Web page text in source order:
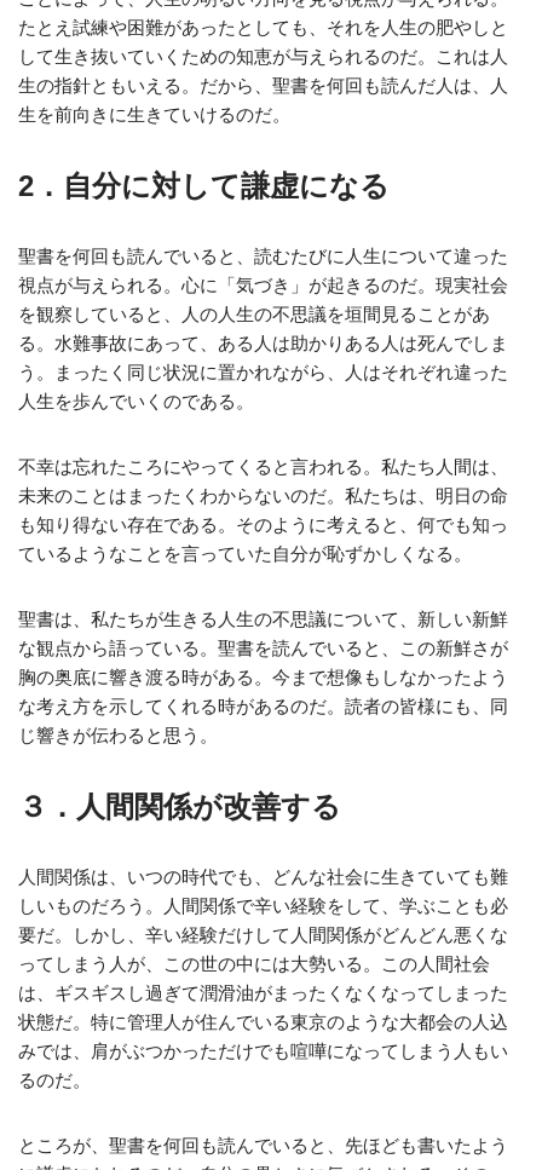
たとえ試練や困難があったとしても、それを人生の肥やしと
して生き抜いていくための知恵が与えられるのだ。これは人
生の指針ともいえる。だから、聖書を何回も読んだ人は、人
生を前向きに生きていけるのだ。
2．自分に対して謙虚になる
聖書を何回も読んでいると、読むたびに人生について違った
視点が与えられる。心に「気づき」が起きるのだ。現実社会
を観察していると、人の人生の不思議を垣間見ることがあ
る。水難事故にあって、ある人は助かりある人は死んでしま
う。まったく同じ状況に置かれながら、人はそれぞれ違った
人生を歩んでいくのである。
不幸は忘れたころにやってくると言われる。私たち人間は、
未来のことはまったくわからないのだ。私たちは、明日の命
も知り得ない存在である。そのように考えると、何でも知っ
ているようなことを言っていた自分が恥ずかしくなる。
聖書は、私たちが生きる人生の不思議について、新しい新鮮
な観点から語っている。聖書を読んでいると、この新鮮さが
胸の奥底に響き渡る時がある。今まで想像もしなかったよう
な考え方を示してくれる時があるのだ。読者の皆様にも、同
じ響きが伝わると思う。
３．人間関係が改善する
人間関係は、いつの時代でも、どんな社会に生きていても難
しいものだろう。人間関係で辛い経験をして、学ぶことも必
要だ。しかし、辛い経験だけして人間関係がどんどん悪くな
ってしまう人が、この世の中には大勢いる。この人間社会
は、ギスギスし過ぎて潤滑油がまったくなくなってしまった
状態だ。特に管理人が住んでいる東京のような大都会の人込
みでは、肩がぶつかっただけでも喧嘩になってしまう人もい
るのだ。
ところが、聖書を何回も読んでいると、先ほども書いたよう